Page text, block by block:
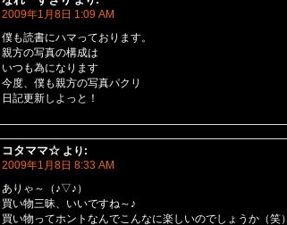
2009年1月8日 1:09 AM
僕も読書にハマっております。
親方の写真の構成は
いつも為になります
今度、僕も親方の写真パクリ
日記更新しよっと！
コタママ☆ より:
2009年1月8日 8:33 AM
ありゃ～（♪▽♪）
買い物三昧、いいですね～♪
買い物ってホントなんでこんなに楽しいのでしょうか（笑）